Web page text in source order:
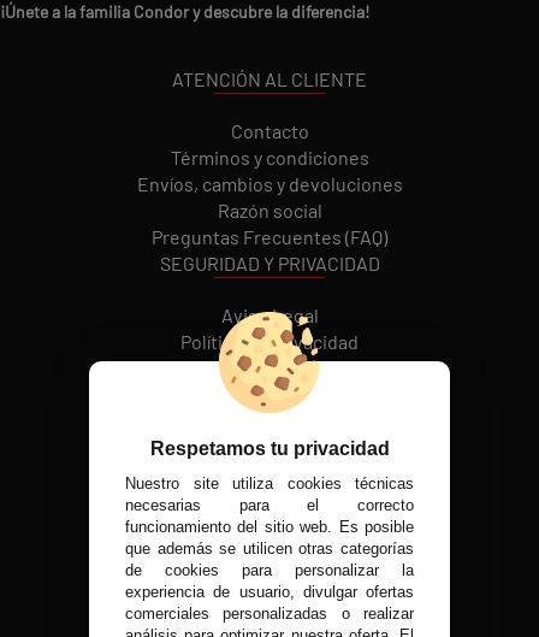
¡Únete a la familia Condor y descubre la diferencia!
ATENCIÓN AL CLIENTE
Contacto
Términos y condiciones
Envíos, cambios y devoluciones
Razón social
Preguntas Frecuentes (FAQ)
SEGURIDAD Y PRIVACIDAD
Aviso Legal
Política de Privacidad
Política de cookies
REDES SOCIALES
MÉTODOS DE PAGO
VISITA NUESTRA TIENDA FÍSICA
Respetamos tu privacidad
Nuestro site utiliza cookies técnicas
necesarias para el correcto
funcionamiento del sitio web. Es posible
que además se utilicen otras categorías
de cookies para personalizar la
experiencia de usuario, divulgar ofertas
comerciales personalizadas o realizar